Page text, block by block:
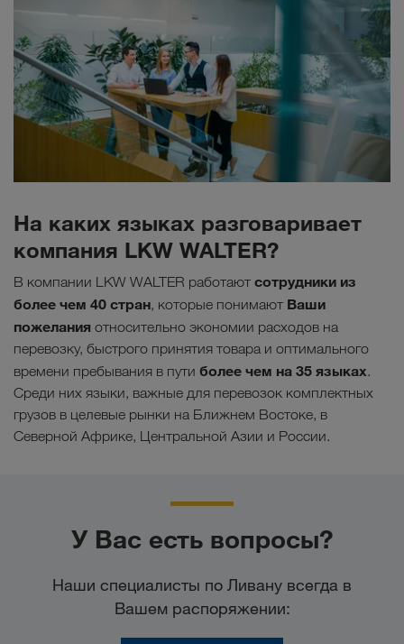
На каких языках разговаривает
компания LKW WALTER?
В компании LKW WALTER работают сотрудники из
более чем 40 стран, которые понимают Ваши
пожелания относительно экономии расходов на
перевозку, быстрого принятия товара и оптимального
времени пребывания в пути более чем на 35 языках.
Среди них языки, важные для перевозок комплектных
грузов в целевые рынки на Ближнем Востоке, в
Северной Африке, Центральной Азии и России.
У Вас есть вопросы?
Наши специалисты по Ливану всегда в
Вашем распоряжении: